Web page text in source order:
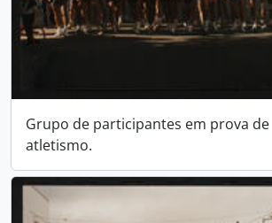
Grupo de participantes em prova de
atletismo.